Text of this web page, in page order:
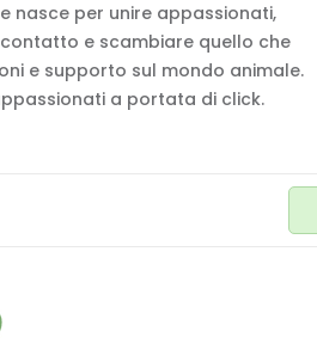
nasce per unire appassionati,
e scambiare quello che
e supporto sul mondo animale.
a portata di click.